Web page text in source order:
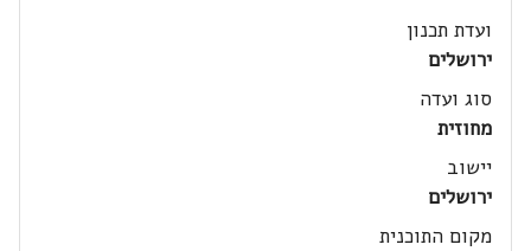
ועדת תכנון
ירושלים
סוג ועדה
מחוזית
יישוב
ירושלים
מקום התוכנית